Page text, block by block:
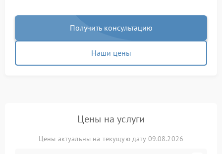
Получить консультацию
Наши цены
Цены на услуги
Цены актуальны на текущую дату 09.08.2026